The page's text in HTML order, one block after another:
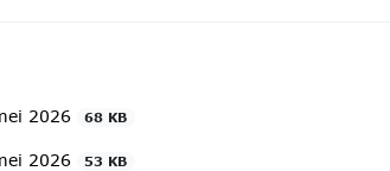
2026
68 KB
2026 53 KB